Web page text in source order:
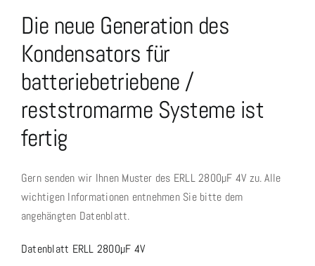
Die neue Generation des
Kondensators für
batteriebetriebene /
reststromarme Systeme ist
fertig
Gern senden wir Ihnen Muster des ERLL 2800µF 4V zu. Alle
wichtigen Informationen entnehmen Sie bitte dem
angehängten Datenblatt.
Datenblatt ERLL 2800µF 4V